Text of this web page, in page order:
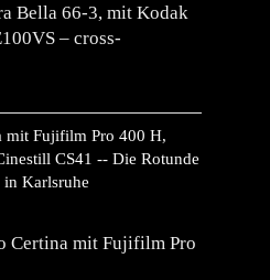
Bella 66-3, mit Kodak
– cross-
Certina mit Fujifilm Pro